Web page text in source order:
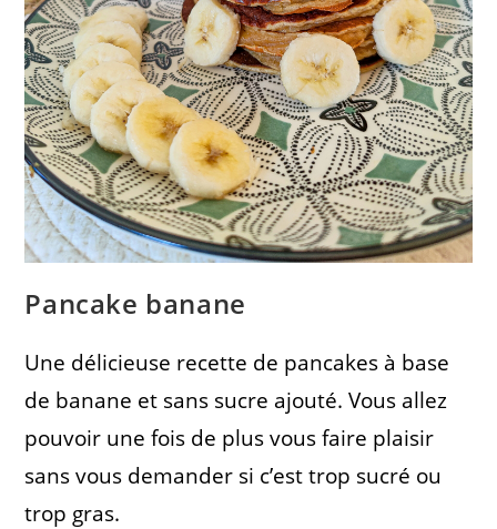
Pancake banane
Une délicieuse recette de pancakes à base
de banane et sans sucre ajouté. Vous allez
pouvoir une fois de plus vous faire plaisir
sans vous demander si c’est trop sucré ou
trop gras.